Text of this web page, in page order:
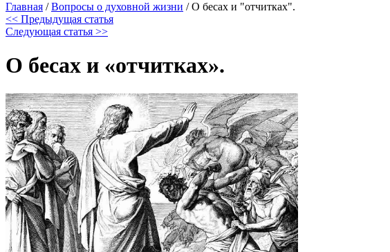
Главная /Вопросы о духовной жизни /О бесах и "отчитках".
<< Предыдущая статья
Следующая статья >>
О бесах и «отчитках».